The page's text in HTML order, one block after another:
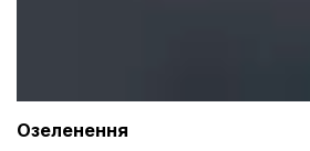
Озеленення